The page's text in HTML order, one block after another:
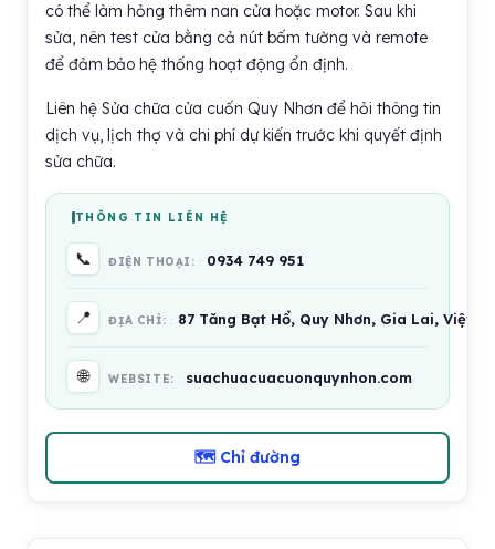
có thể làm hỏng thêm nan cửa hoặc motor. Sau khi
sửa, nên test cửa bằng cả nút bấm tường và remote
để đảm bảo hệ thống hoạt động ổn định.
Liên hệ Sửa chữa cửa cuốn Quy Nhơn để hỏi thông tin
dịch vụ, lịch thợ và chi phí dự kiến trước khi quyết định
sửa chữa.
THÔNG TIN LIÊN HỆ
📞 ĐIỆN THOẠI: 0934 749 951
📍 ĐỊA CHỈ: 87 Tăng Bạt Hổ, Quy Nhơn, Gia Lai, Việt
🌐 WEBSITE: suachuacuacuonquynhon.com
🗺 Chỉ đường